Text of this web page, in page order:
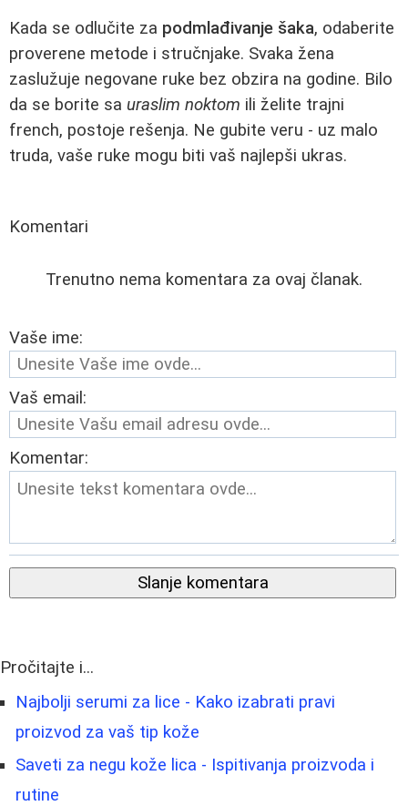
Kada se odlučite za podmlađivanje šaka, odaberite
proverene metode i stručnjake. Svaka žena
zaslužuje negovane ruke bez obzira na godine. Bilo
da se borite sa uraslim noktom ili želite trajni
french, postoje rešenja. Ne gubite veru - uz malo
truda, vaše ruke mogu biti vaš najlepši ukras.
Komentari
Trenutno nema komentara za ovaj članak.
Vaše ime:
Vaš email:
Komentar:
Slanje komentara
Pročitajte i...
Najbolji serumi za lice - Kako izabrati pravi
proizvod za vaš tip kože
Saveti za negu kože lica - Ispitivanja proizvoda i
rutine